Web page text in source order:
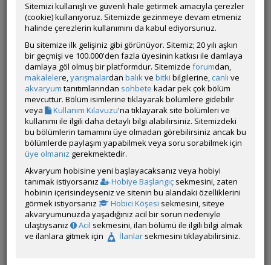
Ulvi Özuğur
Çevrim Dışı
Özel Üye
Gönderim Zamanı:18 Eylül 2014 04:50
Discus Püfleri İndeks
- Discus Alımı
--Discus Alırken Dikkat Edilmesi Gerekenler
--Akvaryuma balık eklemek ve alıştırma yöntemleri
--Bakteri çakışması - Önlem ve tedavi[Şu anda
buradasınız]
Discus Bakımı
--Tank seçimi ve maliyetler
--Filtrasyon
Biyolojik döngü [Temel - Ne nedir, değerler vb]
---Filtre malzemelerini ucuza temin
etmek[Güncellenecek]
--- Markalı filtre malzemeleri
---İleri filtrasyon[Modern ve yeni sistemler,
yabancıdilden çeviriler, videolar vb.]
---- Alternatif filtrasyonlar [Öneriler/Tartışma]
-- Yemleme ve yem yedirme
Sitemizi kullanışlı ve güvenli hale getirmek amacıyla çerezler
(cookie) kullanıyoruz. Sitemizde gezinmeye devam etmeniz
halinde çerezlerin kullanımını da kabul ediyorsunuz.
Bu sitemize ilk gelişiniz gibi görünüyor. Sitemiz; 20 yılı aşkın
bir geçmişi ve 100.000'den fazla üyesinin katkısı ile damlaya
damlaya göl olmuş bir platformdur. Sitemizde forumdan,
makalelere,yarışmalardan balıkve bitki bilgilerine, canlı ve
akvaryum tanıtımlarından sohbete kadar pek çok bölüm
mevcuttur. Bölüm isimlerine tıklayarak bölümlere gidebilir
veya
Kullanım Kılavuzu'na tıklayarak site bölümleri ve
kullanımı ile ilgili daha detaylı bilgi alabilirsiniz. Sitemizdeki
bu bölümlerin tamamını üye olmadan görebilirsiniz ancak bu
bölümlerde paylaşım yapabilmek veya soru sorabilmek için
üye olmanız gerekmektedir.
Akvaryum hobisine yeni başlayacaksanız veya hobiyi
tanımak istiyorsanız
Hobiye Başlangıç sekmesini, zaten
hobinin içerisindeyseniz ve sitenin bu alandaki özelliklerini
görmek istiyorsanız
Hobici Köşesi sekmesini, siteye
akvaryumunuzda yaşadığınız acil bir sorun nedeniyle
ulaştıysanız
Acil sekmesini, ilan bölümü ile ilgili bilgi almak
ve ilanlara gitmek için
İlanlar sekmesini tıklayabilirsiniz.